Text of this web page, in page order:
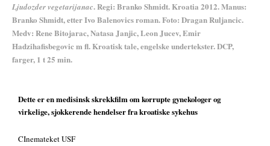
Ljudozder vegetarijanac. Regi: Branko Shmidt. Kroatia 2012. Manus:
Branko Shmidt, etter Ivo Balenovics roman. Foto: Dragan Ruljancic.
Medv: Rene Bitojarac, Natasa Janjic, Leon Jucev, Emir
Hadzihafisbegovic m fl. Kroatisk tale, engelske undertekster. DCP,
farger, 1 t 25 min.
Dette er en medisinsk skrekkfilm om korrupte gynekologer og
virkelige, sjokkerende hendelser fra kroatiske sykehus
CInemateket USF